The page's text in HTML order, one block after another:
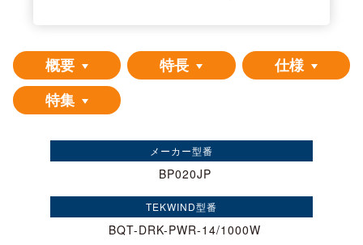
概要 特長
仕様
特集
メーカー型番
BP020JP
TEKWIND型番
BQT-DRK-PWR-14/1000W